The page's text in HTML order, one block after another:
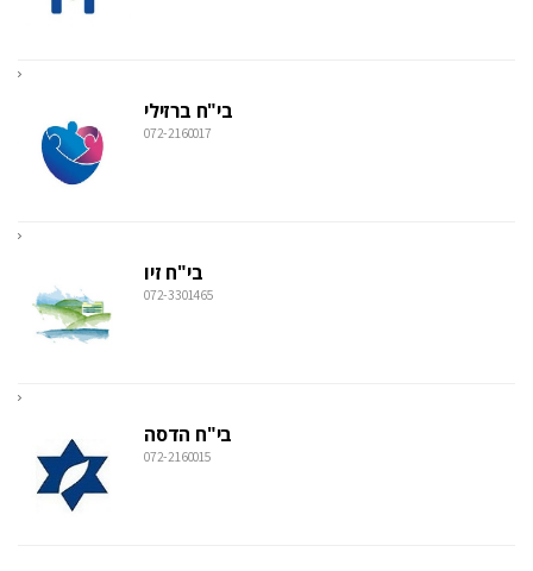
בי"ח ברזילי
072-2160017
בי"ח זיו
072-3301465
בי"ח הדסה
072-2160015